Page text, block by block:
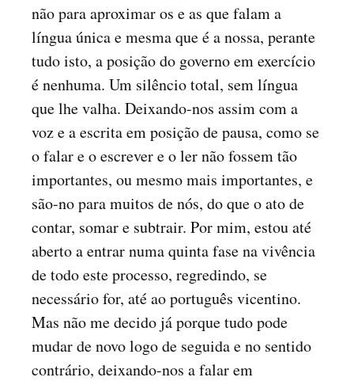
não para aproximar os e as que falam a
língua única e mesma que é a nossa, perante
tudo isto, a posição do governo em exercício
é nenhuma. Um silêncio total, sem língua
que lhe valha. Deixando-nos assim com a
voz e a escrita em posição de pausa, como se
o falar e o escrever e o ler não fossem tão
importantes, ou mesmo mais importantes, e
são-no para muitos de nós, do que o ato de
contar, somar e subtrair. Por mim, estou até
aberto a entrar numa quinta fase na vivência
de todo este processo, regredindo, se
necessário for, até ao português vicentino.
Mas não me decido já porque tudo pode
mudar de novo logo de seguida e no sentido
contrário, deixando-nos a falar em